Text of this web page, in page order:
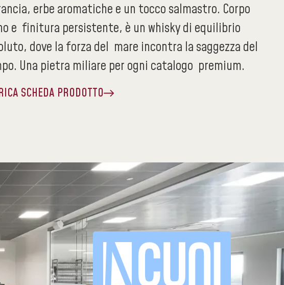
erbe aromatiche e un tocco salmastro. Corpo
e finitura persistente, è un whisky di equilibrio
dove la forza del mare incontra la saggezza del
Una pietra miliare per ogni catalogo premium.
SCHEDA PRODOTTO